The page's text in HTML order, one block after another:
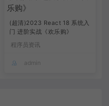
(超清)2023 React 18 系统入
门 进阶实战《欢乐购》
程序员资讯
admin